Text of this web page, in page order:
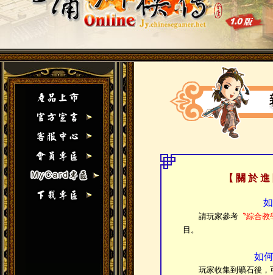
【 關 於
請玩家參考 〝綜合
目。
如
玩家收集到礦石後，